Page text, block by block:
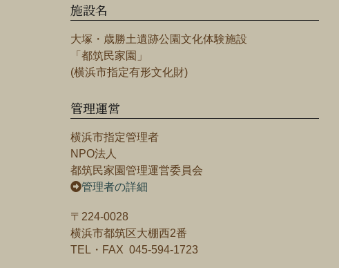
施設名
大塚・歳勝土遺跡公園文化体験施設
「都筑民家園」
(横浜市指定有形文化財)
管理運営
横浜市指定管理者
NPO法人
都筑民家園管理運営委員会
管理者の詳細
〒224-0028
横浜市都筑区大棚西2番
TEL・FAX 045-594-1723